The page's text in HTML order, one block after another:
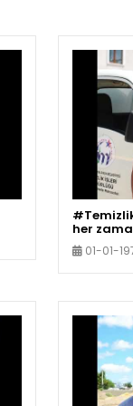
her
01-01-